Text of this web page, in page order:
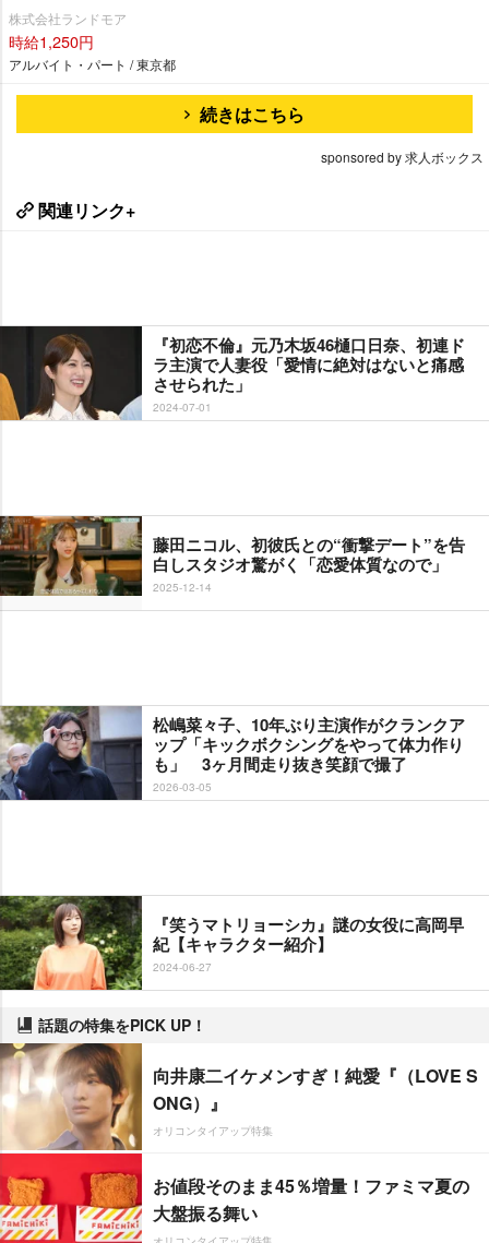
株式会社ランドモア
時給1,250円
アルバイト・パート / 東京都
続きはこちら
sponsored by 求人ボックス
関連リンク+
『初恋不倫』元乃木坂46樋口日奈、初連ド
ラ主演で人妻役「愛情に絶対はないと痛感
させられた」
2024-07-01
藤田ニコル、初彼氏との“衝撃デート”を告
白しスタジオ驚がく「恋愛体質なので」
2025-12-14
松嶋菜々子、10年ぶり主演作がクランクア
ップ「キックボクシングをやって体力作り
も」 3ヶ月間走り抜き笑顔で撮了
2026-03-05
『笑うマトリョーシカ』謎の女役に高岡早
紀【キャラクター紹介】
2024-06-27
話題の特集をPICK UP！
向井康二イケメンすぎ！純愛『（LOVE S
ONG）』
オリコンタイアップ特集
お値段そのまま45％増量！ファミマ夏の
大盤振る舞い